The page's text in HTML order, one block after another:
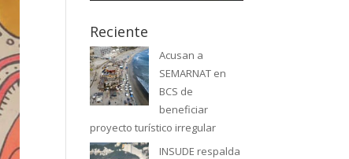
Reciente
Acusan a
SEMARNAT en
BCS de
beneficiar
proyecto turístico irregular
INSUDE respalda